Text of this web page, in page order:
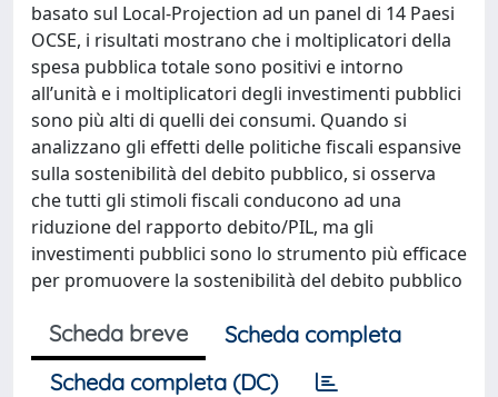
basato sul Local-Projection ad un panel di 14 Paesi
OCSE, i risultati mostrano che i moltiplicatori della
spesa pubblica totale sono positivi e intorno
all’unità e i moltiplicatori degli investimenti pubblici
sono più alti di quelli dei consumi. Quando si
analizzano gli effetti delle politiche fiscali espansive
sulla sostenibilità del debito pubblico, si osserva
che tutti gli stimoli fiscali conducono ad una
riduzione del rapporto debito/PIL, ma gli
investimenti pubblici sono lo strumento più efficace
per promuovere la sostenibilità del debito pubblico
Scheda breve
Scheda completa
Scheda completa (DC)